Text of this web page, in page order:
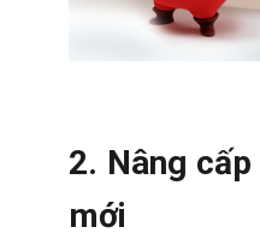
2. Nâng
mới